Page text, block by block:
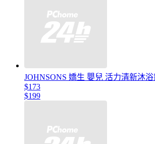
JOHNSONS 嬌生 嬰兒 活力清新沐浴
$173
$199